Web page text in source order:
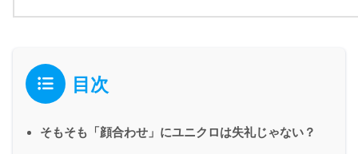
目次
そもそも「顔合わせ」にユニクロは失礼じゃない？